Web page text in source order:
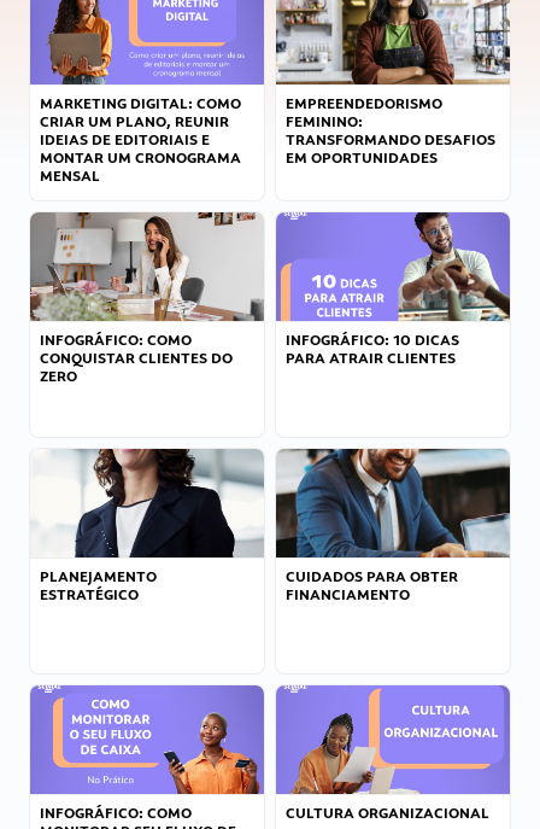
MARKETING DIGITAL: COMO
CRIAR UM PLANO, REUNIR
IDEIAS DE EDITORIAIS E
MONTAR UM CRONOGRAMA
MENSAL
EMPREENDEDORISMO
FEMININO:
TRANSFORMANDO DESAFIOS
EM OPORTUNIDADES
INFOGRÁFICO: COMO
CONQUISTAR CLIENTES DO
ZERO
INFOGRÁFICO: 10 DICAS
PARA ATRAIR CLIENTES
PLANEJAMENTO
ESTRATÉGICO
CUIDADOS PARA OBTER
FINANCIAMENTO
INFOGRÁFICO: COMO
CULTURA ORGANIZACIONAL